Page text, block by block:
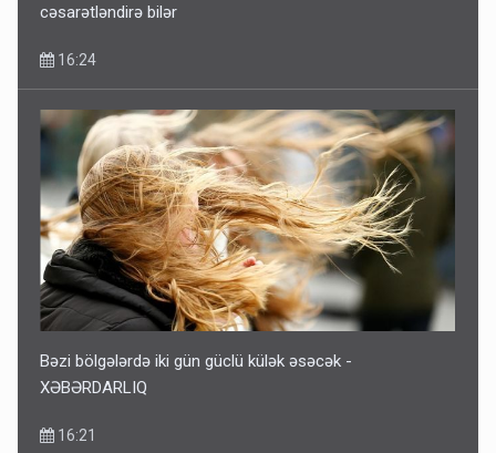
cəsarətləndirə bilər
16:24
Bəzi bölgələrdə iki gün güclü külək əsəcək -
XƏBƏRDARLIQ
16:21